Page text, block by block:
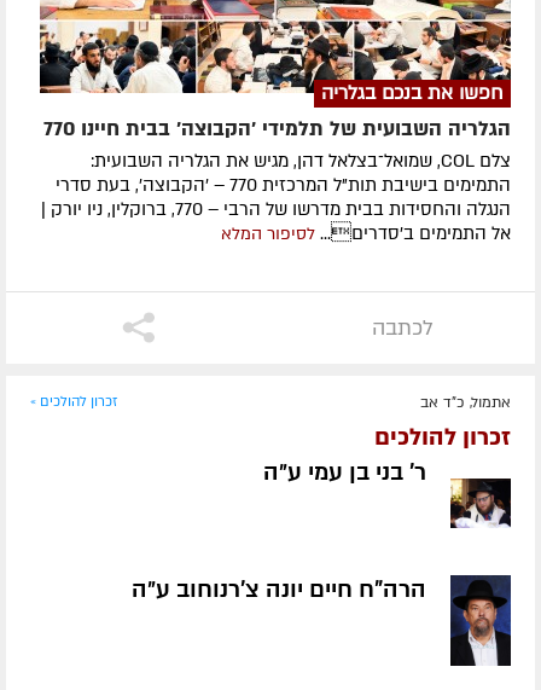
חפשו את בנכם בגלריה
הגלריה השבועית של תלמידי 'הקבוצה' בבית חיינו 770
צלם COL, שמואל־בצלאל דהן, מגיש את הגלריה השבועית:
התמימים בישיבת תות"ל המרכזית 770 – 'הקבוצה', בעת סדרי
הנגלה והחסידות בבית מדרשו של הרבי – 770, ברוקלין, ניו יורק |
אל התמימים ב'סדרים... לסיפור המלא
לכתבה
אתמול, כ"ד אב זכרון להולכים »
זכרון להולכים
ר' בני בן עמי ע״ה
הרה"ח חיים יונה צ'רנוחוב ע״ה